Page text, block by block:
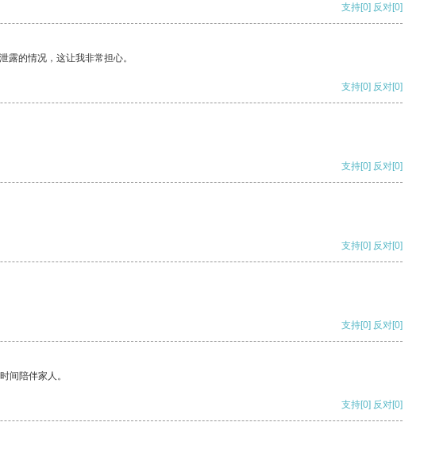
支持[0] 反对[0]
的情况，这让我非常担心。
支持[0] 反对[0]
支持[0] 反对[0]
支持[0] 反对[0]
支持[0] 反对[0]
间陪伴家人。
支持[0] 反对[0]